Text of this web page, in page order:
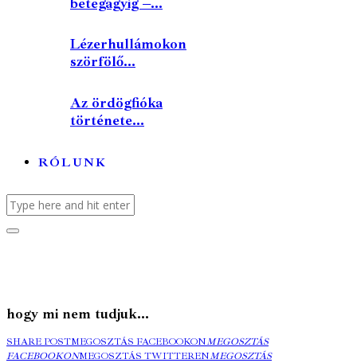
Lézerhullámokon
szörfölő...
Az ördögfióka
története...
RÓLUNK
hogy mi nem tudjuk...
SHARE POSTMEGOSZTÁS FACEBOOKONMEGOSZTÁS
FACEBOOKONMEGOSZTÁS TWITTERENMEGOSZTÁS